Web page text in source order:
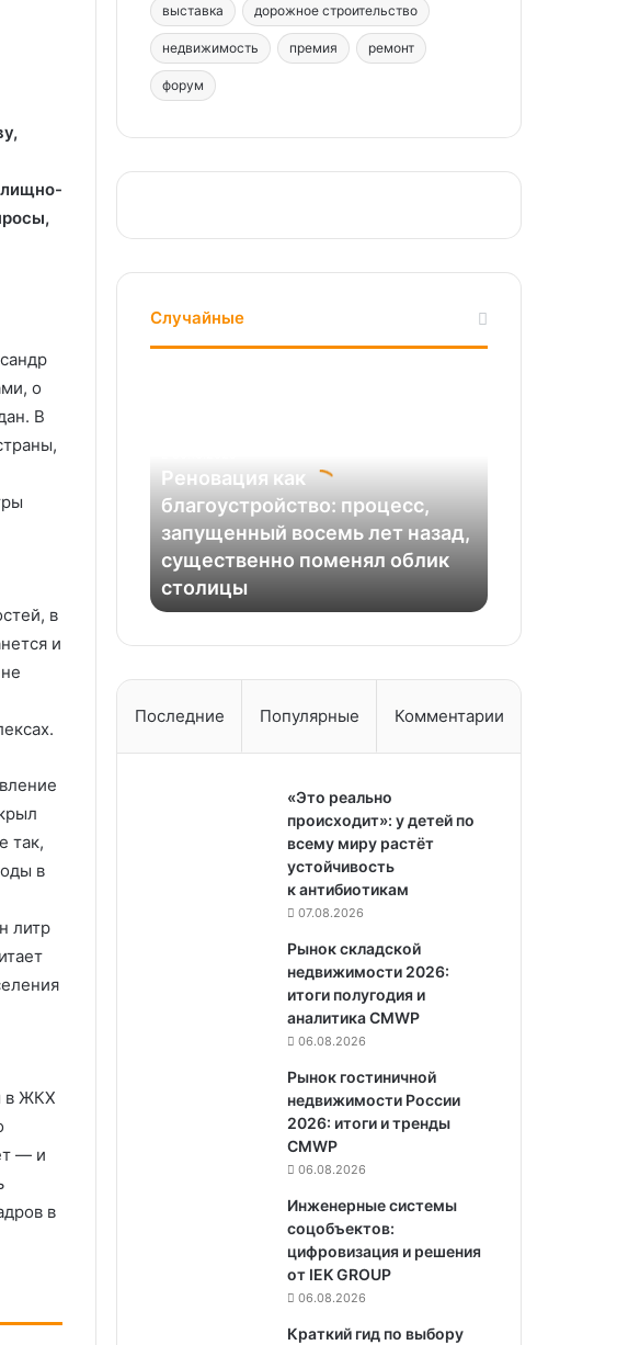
о
В
в
и
так,
в
литр
в ЖКХ
— и
в
выставка дорожное строительство
недвижимость премия ремонт
форум
Случайные
запущенный
восемь
назад,
существенно
поменял
облик
Реновация как
благоустройство: процесс,
запущенный восемь лет назад,
существенно поменял облик
столицы
Последние Популярные Комментарии
«Это реально
происходит»: у детей по
всему миру растёт
устойчивость
к антибиотикам
07.08.2026
Рынок складской
недвижимости 2026:
итоги полугодия и
аналитика CMWP
06.08.2026
Рынок гостиничной
недвижимости России
2026: итоги и тренды
CMWP
06.08.2026
Инженерные системы
соцобъектов:
цифровизация и решения
от IEK GROUP
06.08.2026
Краткий гид по выбору